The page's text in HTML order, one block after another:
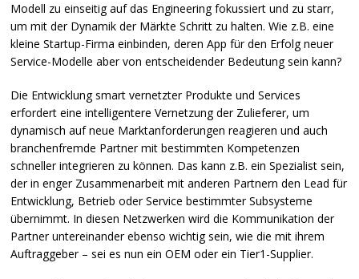
Modell zu einseitig auf das Engineering fokussiert und zu starr,
um mit der Dynamik der Märkte Schritt zu halten. Wie z.B. eine
kleine Startup-Firma einbinden, deren App für den Erfolg neuer
Service-Modelle aber von entscheidender Bedeutung sein kann?
Die Entwicklung smart vernetzter Produkte und Services
erfordert eine intelligentere Vernetzung der Zulieferer, um
dynamisch auf neue Marktanforderungen reagieren und auch
branchenfremde Partner mit bestimmten Kompetenzen
schneller integrieren zu können. Das kann z.B. ein Spezialist sein,
der in enger Zusammenarbeit mit anderen Partnern den Lead für
Entwicklung, Betrieb oder Service bestimmter Subsysteme
übernimmt. In diesen Netzwerken wird die Kommunikation der
Partner untereinander ebenso wichtig sein, wie die mit ihrem
Auftraggeber – sei es nun einOEM oder ein Tier1-Supplier.